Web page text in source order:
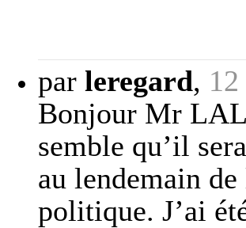
par leregard,
Bonjour Mr
semble qu’il
au lendemain
politique. J’ai